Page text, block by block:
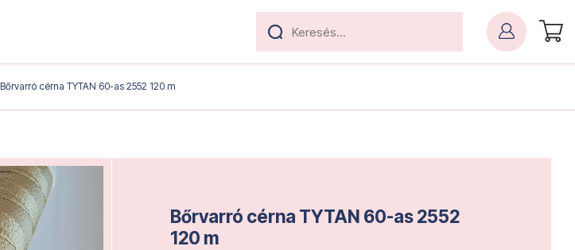
Bőrvarró cérna TYTAN 60-as 2552 120 m
Bőrvarró cérna TYTAN 60-as 2552
120 m